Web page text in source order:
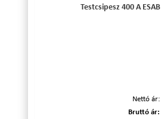
Testcsipesz 400 A ESAB
Nettó ár:
Bruttó ár: